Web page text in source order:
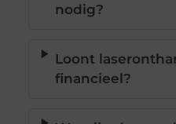
nodig?
Loont
financieel?